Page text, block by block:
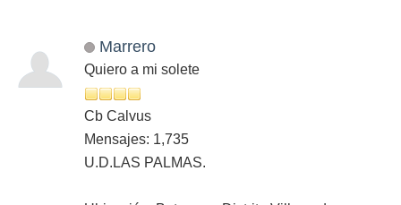
Marrero
Quiero a mi solete
Cb Calvus
Mensajes: 1,735
U.D.LAS PALMAS.